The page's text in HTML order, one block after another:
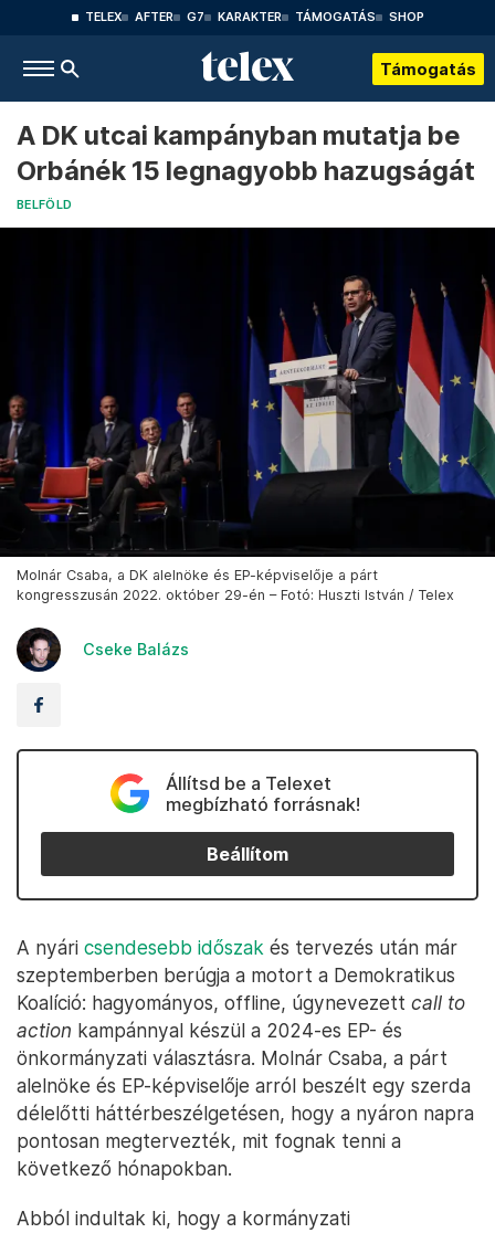
TELEX AFTER G7 KARAKTER TÁMOGATÁS SHOP
Támogatás
A DK utcai kampányban mutatja be
Orbánék 15 legnagyobb hazugságát
BELFÖLD
Molnár Csaba, a DK alelnöke és EP-képviselője a párt
kongresszusán 2022. október 29-én – Fotó: Huszti István / Telex
Cseke Balázs
Állítsd be a Telexet
megbízható forrásnak!
Beállítom
A nyári csendesebb időszak és tervezés után már
szeptemberben berúgja a motort a Demokratikus
Koalíció: hagyományos, offline, úgynevezett call to
action kampánnyal készül a 2024-es EP- és
önkormányzati választásra. Molnár Csaba, a párt
alelnöke és EP-képviselője arról beszélt egy szerda
délelőtti háttérbeszélgetésen, hogy a nyáron napra
pontosan megtervezték, mit fognak tenni a
következő hónapokban.
Abból indultak ki, hogy a kormányzati